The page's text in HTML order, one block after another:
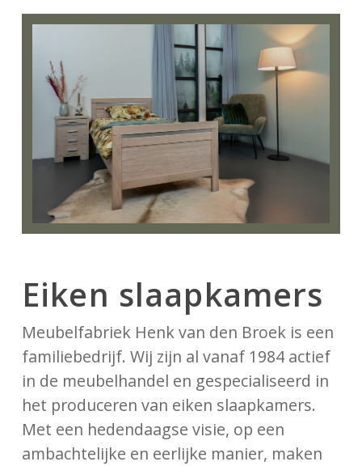
Eiken slaapkamers
Meubelfabriek Henk van den Broek is een
familiebedrijf. Wij zijn al vanaf 1984 actief
in de meubelhandel en gespecialiseerd in
het produceren van eiken slaapkamers.
Met een hedendaagse visie, op een
ambachtelijke en eerlijke manier, maken